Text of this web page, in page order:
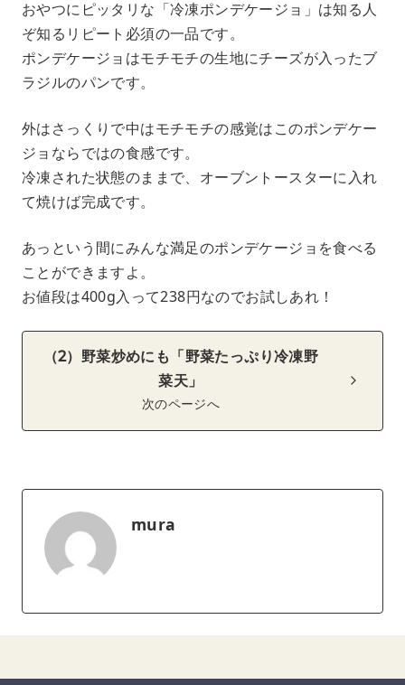
おやつにピッタリな「冷凍ポンデケージョ」は知る人
ぞ知るリピート必須の一品です。
ポンデケージョはモチモチの生地にチーズが入ったブ
ラジルのパンです。
外はさっくりで中はモチモチの感覚はこのポンデケー
ジョならではの食感です。
冷凍された状態のままで、オーブントースターに入れ
て焼けば完成です。
あっという間にみんな満足のポンデケージョを食べる
ことができますよ。
お値段は400g入って238円なのでお試しあれ！
（2）野菜炒めにも「野菜たっぷり冷凍野
菜天」
次のページへ
mura